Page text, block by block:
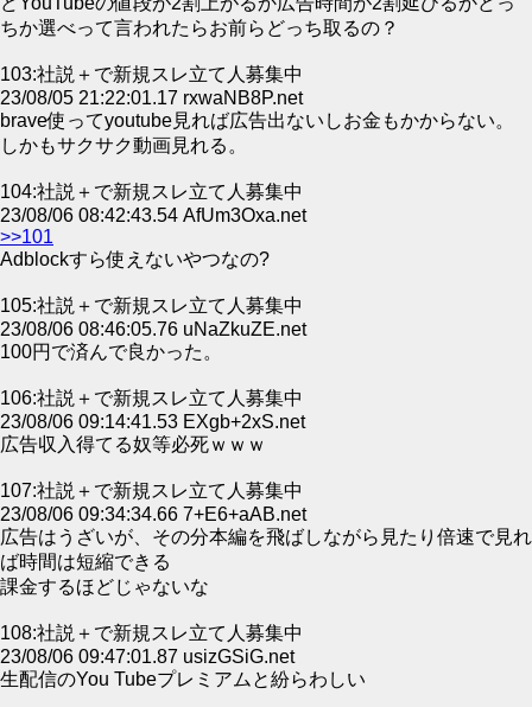
ちか選べって言われたらお前らどっち取るの？
103:社説＋で新規スレ立て人募集中
23/08/05 21:22:01.17 rxwaNB8P.net
brave使ってyoutube見れば広告出ないしお金もかからない。
しかもサクサク動画見れる。
104:社説＋で新規スレ立て人募集中
23/08/06 08:42:43.54 AfUm3Oxa.net
>>101
Adblockすら使えないやつなの?
105:社説＋で新規スレ立て人募集中
23/08/06 08:46:05.76 uNaZkuZE.net
100円で済んで良かった。
106:社説＋で新規スレ立て人募集中
23/08/06 09:14:41.53 EXgb+2xS.net
広告収入得てる奴等必死ｗｗｗ
107:社説＋で新規スレ立て人募集中
23/08/06 09:34:34.66 7+E6+aAB.net
広告はうざいが、その分本編を飛ばしながら見たり倍速で見れ
ば時間は短縮できる
課金するほどじゃないな
108:社説＋で新規スレ立て人募集中
23/08/06 09:47:01.87 usizGSiG.net
生配信のYou Tubeプレミアムと紛らわしい